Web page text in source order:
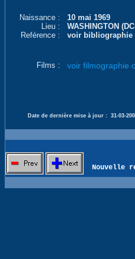
Naissance :
10 mai 1969
Lieu :
WASHINGTON
Reférence :
voir bibliographie
Films : voir filmographie
Date de dernière mise à jour : 31-03-
Nouvelle